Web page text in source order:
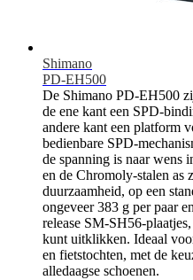
Shimano
PD-EH500
De Shimano PD-EH500
de ene kant een SPD-
andere kant een platform
bedienbare SPD-
de spanning is naar wens
en de Chromoly-stalen as
duurzaamheid, op een
ongeveer 383 g per paar
release SM-SH56-
kunt uitklikken. Ideaal
en fietstochten, met de
alledaagse schoenen.